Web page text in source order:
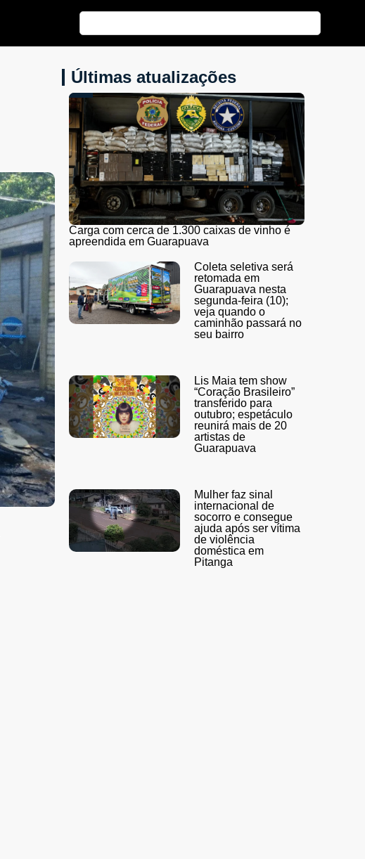
Últimas atualizações
Carga com cerca de 1.300 caixas de vinho é
apreendida em Guarapuava
Coleta seletiva será
retomada em
Guarapuava nesta
segunda-feira (10);
veja quando o
caminhão passará no
seu bairro
Lis Maia tem show
“Coração Brasileiro”
transferido para
outubro; espetáculo
reunirá mais de 20
artistas de
Guarapuava
Mulher faz sinal
internacional de
socorro e consegue
ajuda após ser vítima
de violência
doméstica em
Pitanga